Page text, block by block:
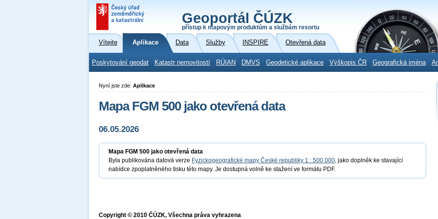
Geoportál ČÚZK
přístup k mapovým produktům a službám resortu
Vítejte Aplikace Data Služby INSPIRE Otevřená data
Poskytování geodat Katastr nemovitostí RÚIAN DMVS Geodetické aplikace Výškopis ČR Geografická jména
Nyní jste zde: Aplikace
Mapa FGM 500 jako otevřená data
06.05.2026
Mapa FGM 500 jako otevřená data
Byla publikována datová verze Fyzickogeografické mapy České republiky 1 : 500 000, jako doplněk ke stavající
nabídce zpoplatněného tisku této mapy. Je dostupná volně ke stažení ve formátu PDF.
Copyright © 2010 ČÚZK, Všechna práva vyhrazena